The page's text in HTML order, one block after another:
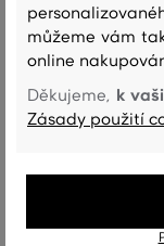
L, XL, XXL +1 další
můžeme vám
online
Děkujeme, k
Zásady použití